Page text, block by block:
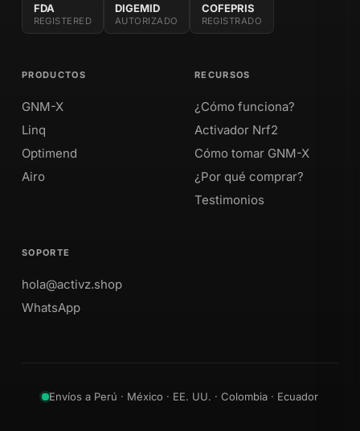
FDA
REGISTERED
DIGEMID
AUTORIZADO
COFEPRIS
REGISTRADO
PRODUCTOS
GNM-X
Linq
Optimend
Airo
RECURSOS
¿Cómo funciona?
Activador Nrf2
Cómo tomar GNM-X
¿Por qué comprar?
Testimonios
SOPORTE
hola@activz.shop
WhatsApp
Envíos a Perú · México · EE. UU. · Colombia · Ecuador